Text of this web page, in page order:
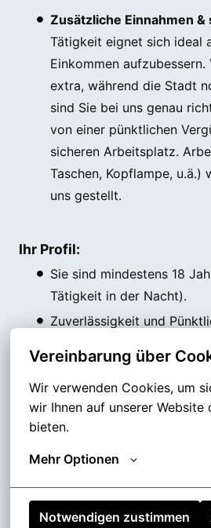
Vereinbarung über
Wir verwenden Cookies, um
wir Ihnen auf unserer Website
bieten.
Mehr Optionen
Notwendigen zustimmen
Zusätzliche Einnahmen
Tätigkeit eignet sich ideal
Einkommen aufzubessern.
extra, während die Stadt
sind Sie bei uns genau
von einer pünktlichen
sicheren Arbeitsplatz.
Taschen, Kopflampe, u.ä.)
uns gestellt.
Ihr Profil:
Sie sind mindestens 18
Tätigkeit in der Nacht).
Zuverlässigkeit und
selbstverständlich.
Sie sind körperlich fit und
Sie verfügen über ein
Fahrzeug.
Sie haben noch Fragen? Dann